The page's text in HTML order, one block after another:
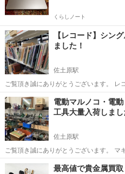
くらしノート
【レコード】シン
ました！
佐土原駅
ご覧頂き誠にありがとうございます。 レ
邦楽、洋楽、映画音楽、クラシック等色
ります。基本的に1点限りのものになりま
い。 場所 佐土原マクドナルド前...
宮崎 宮崎市 佐土原駅 リサイ
電動マルノコ・電
工具大量入荷しまし
佐土原駅
ご覧頂き誠にありがとうございます。 マ
工具やドライバー、ノコギリなども大量
も色々な工具を随時入荷していきますの
宮崎 宮崎市 佐土原駅 リサイ
最高値で貴金属買